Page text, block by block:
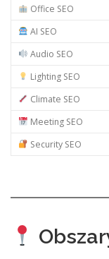
Office SEO
AI SEO
Audio SEO
Lighting SEO
Climate SEO
Meeting SEO
Security SEO